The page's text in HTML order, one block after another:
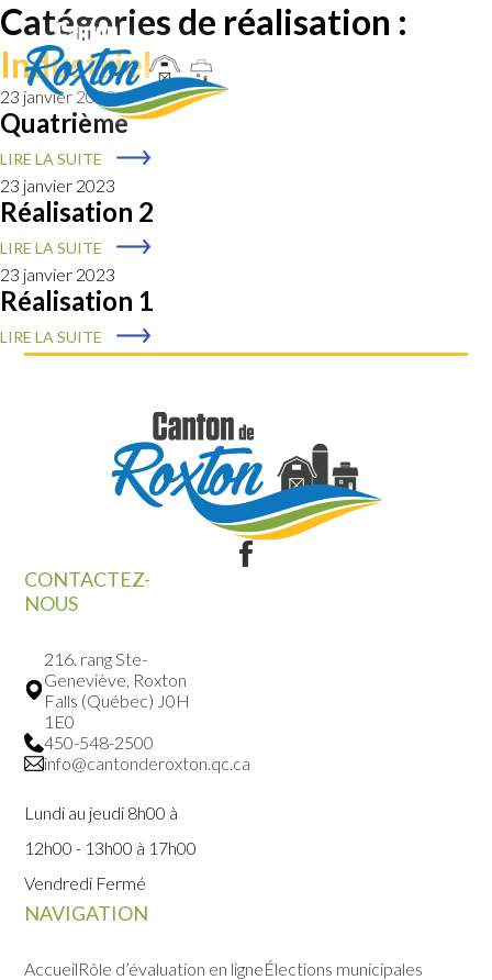
Catégories de réalisation :
Industriel
23 janvier 2023
Quatrième
LIRE LA SUITE
23 janvier 2023
Réalisation 2
LIRE LA SUITE
23 janvier 2023
Réalisation 1
LIRE LA SUITE
NAVIGATION
AccueilRôle d’évaluation en ligneÉlections municipales
CONTACTEZ-
NOUS
216. rang Ste-
Geneviève, Roxton
Falls (Québec) J0H
1E0
450-548-2500
info@cantonderoxton.qc.ca
Lundi au jeudi 8h00 à
12h00 - 13h00 à 17h00
Vendredi Fermé